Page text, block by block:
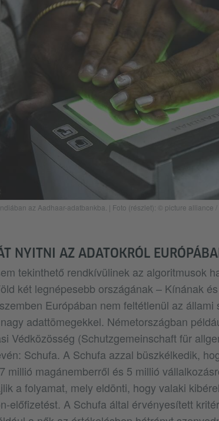
az Aadhaar-adatbankba. | Foto (részlet): © picture alliance
NYITNI AZ ADATOKRÓL
tekinthető rendkívülinek az algoritmusok
két legnépesebb országának – Kínának
Európában nem feltétlenül az
adattömegekkel. Németországban
Védközösség (Schutzgemeinschaft für
Schufa. A Schufa azzal büszkélkedik,
millió magánemberről és 5 millió
a folyamat, mely eldönti, hogy valaki
előfizetést. A Schufa által érvényesített